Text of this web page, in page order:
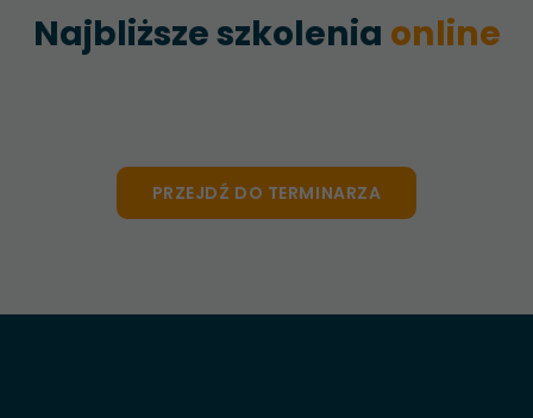
Najbliższe szkolenia online
PRZEJDŹ DO TERMINARZA